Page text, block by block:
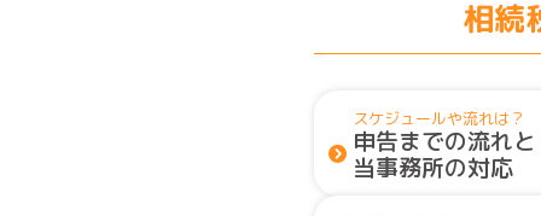
相続
スケジュールや流れは？
申告までの流れと
当事務所の対応